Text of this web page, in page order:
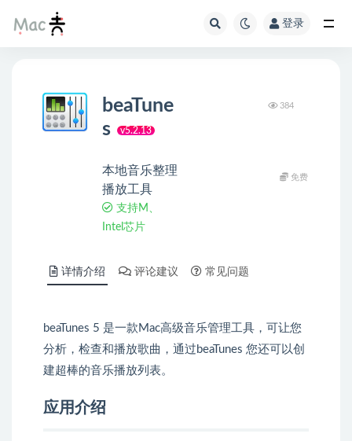
登录
beaTune
s
v5.2.13
本地音乐整理
播放工具
支持M、
Intel芯片
384
免费
详情介绍 评论建议 常见问题
beaTunes 5 是一款Mac高级音乐管理工具，可让您
分析，检查和播放歌曲，通过beaTunes 您还可以创
建超棒的音乐播放列表。
应用介绍